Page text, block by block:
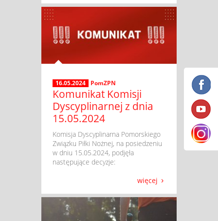
16.05.2024 PomZPN
Komunikat Komisji
Dyscyplinarnej z dnia
15.05.2024
​ Komisja Dyscyplinarna Pomorskiego
Związku Piłki Nożnej, na posiedzeniu
w dniu 15.05.2024, podjęła
następujące decyzje:
więcej